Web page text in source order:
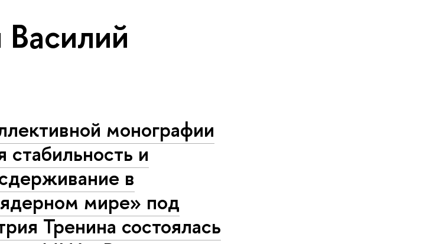
монографии
стабильность и
в
мире» под
Тренина состоялась